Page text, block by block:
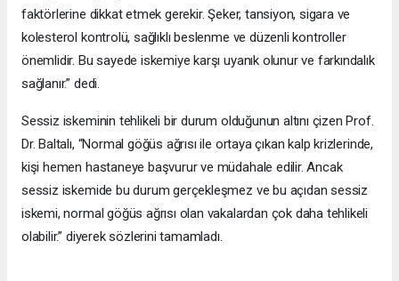
faktörlerine dikkat etmek gerekir. Şeker, tansiyon, sigara ve
kolesterol kontrolü, sağlıklı beslenme ve düzenli kontroller
önemlidir. Bu sayede iskemiye karşı uyanık olunur ve farkındalık
sağlanır.” dedi.
Sessiz iskeminin tehlikeli bir durum olduğunun altını çizen Prof.
Dr. Baltalı, “Normal göğüs ağrısı ile ortaya çıkan kalp krizlerinde,
kişi hemen hastaneye başvurur ve müdahale edilir. Ancak
sessiz iskemide bu durum gerçekleşmez ve bu açıdan sessiz
iskemi, normal göğüs ağrısı olan vakalardan çok daha tehlikeli
olabilir.” diyerek sözlerini tamamladı.